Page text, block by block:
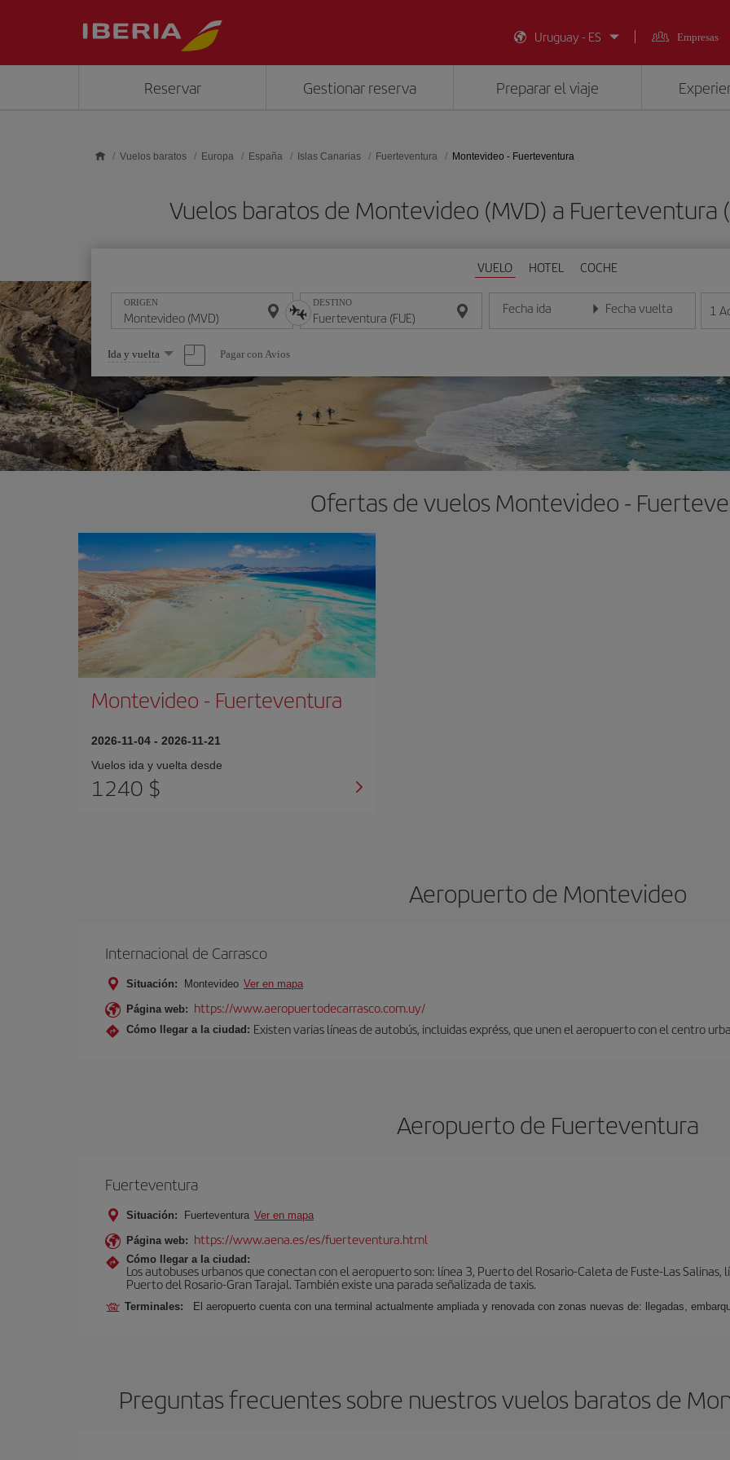
Uruguay - ES
Empresas
Reservar Gestionar reserva Preparar el viaje
Vuelos baratos Europa España Islas Canarias Fuerteventura Montevideo - Fuerteventura
Vuelos baratos de Montevideo (MVD) a Fuerteventura
VUELO HOTEL COCHE
ORIGEN DESTINO Fecha ida
Introduce la fecha en formato día/mes/año
Fecha vuelta
Introduce la fecha en 1
Seleccione
una
opción
Ida y vuelta Pagar con Avios
Ofertas de vuelos Montevideo -
Montevideo - Fuerteventura
2026-11-04 - 2026-11-21
Vuelos ida y vuelta desde
1240 $
Aeropuerto de Montevideo
Internacional de Carrasco
Situación: Montevideo Ver en mapa
Página web: https://www.aeropuertodecarrasco.com.uy/
Cómo llegar a la ciudad: Existen varias líneas de autobús, incluidas expréss, que unen el aeropuerto con el centro
Aeropuerto de Fuerteventura
Fuerteventura
Situación: Fuerteventura Ver en mapa
Página web: https://www.aena.es/es/fuerteventura.html
Cómo llegar a la ciudad:
Los autobuses urbanos que conectan con el aeropuerto son: línea 3, Puerto del Rosario-Caleta de Fuste-Las
Puerto del Rosario-Gran Tarajal. También existe una parada señalizada de taxis.
Terminales: El aeropuerto cuenta con una terminal actualmente ampliada y renovada con zonas nuevas de: llegadas,
Preguntas frecuentes sobre nuestros vuelos baratos de